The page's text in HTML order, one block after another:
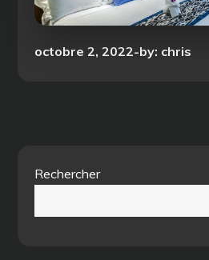
Posted
octobre 2, 2022 by: chris
Rechercher